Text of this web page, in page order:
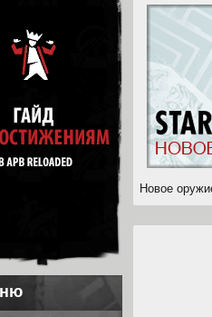
Новое